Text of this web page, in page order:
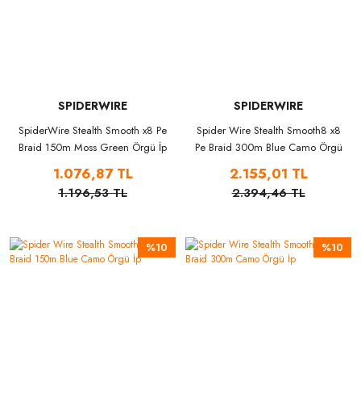
SPIDERWIRE
SpiderWire Stealth Smooth x8 Pe
Braid 150m Moss Green Örgü İp
1.076,87 TL
1.196,53 TL
SPIDERWIRE
Spider Wire Stealth Smooth8 x8
Pe Braid 300m Blue Camo Örgü
2.155,01 TL
2.394,46 TL
%10 %10